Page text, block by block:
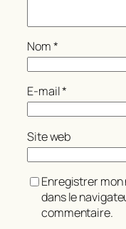
Nom*
E-mail*
Site web
Enregistrer
dans le
commentaire.